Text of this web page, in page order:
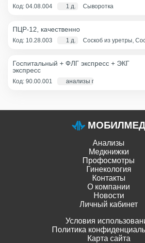
Код: 04.08.004 1 д. Сыворотка
ПЦР-12, качественно
Код: 10.28.003 1 д.
Соскоб из уретры,
канал+влагалище),
Госпитальный + ФЛГ экспресс + ЭКГ
экспресс
Код: 90.00.001 анализы по крови - 1 д., экг и
МОБИЛМЕД
Анализы
Медкнижки
Профосмотры
Гинекология
Контакты
О компании
Новости
Личный кабинет
Условия
Политика
Карта сайта